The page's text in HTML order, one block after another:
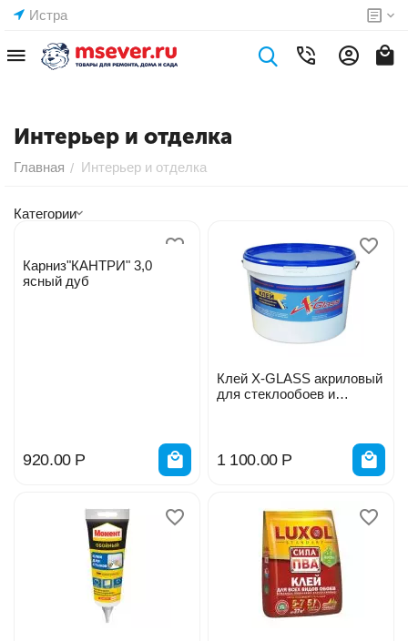
Истра
Интерьер и отделка
Главная / Интерьер и отделка
Категории
Карниз"КАНТРИ" 3,0
ясный дуб
920.00 Р
Клей X-GLASS акриловый
для стеклообоев и
1 100.00 Р